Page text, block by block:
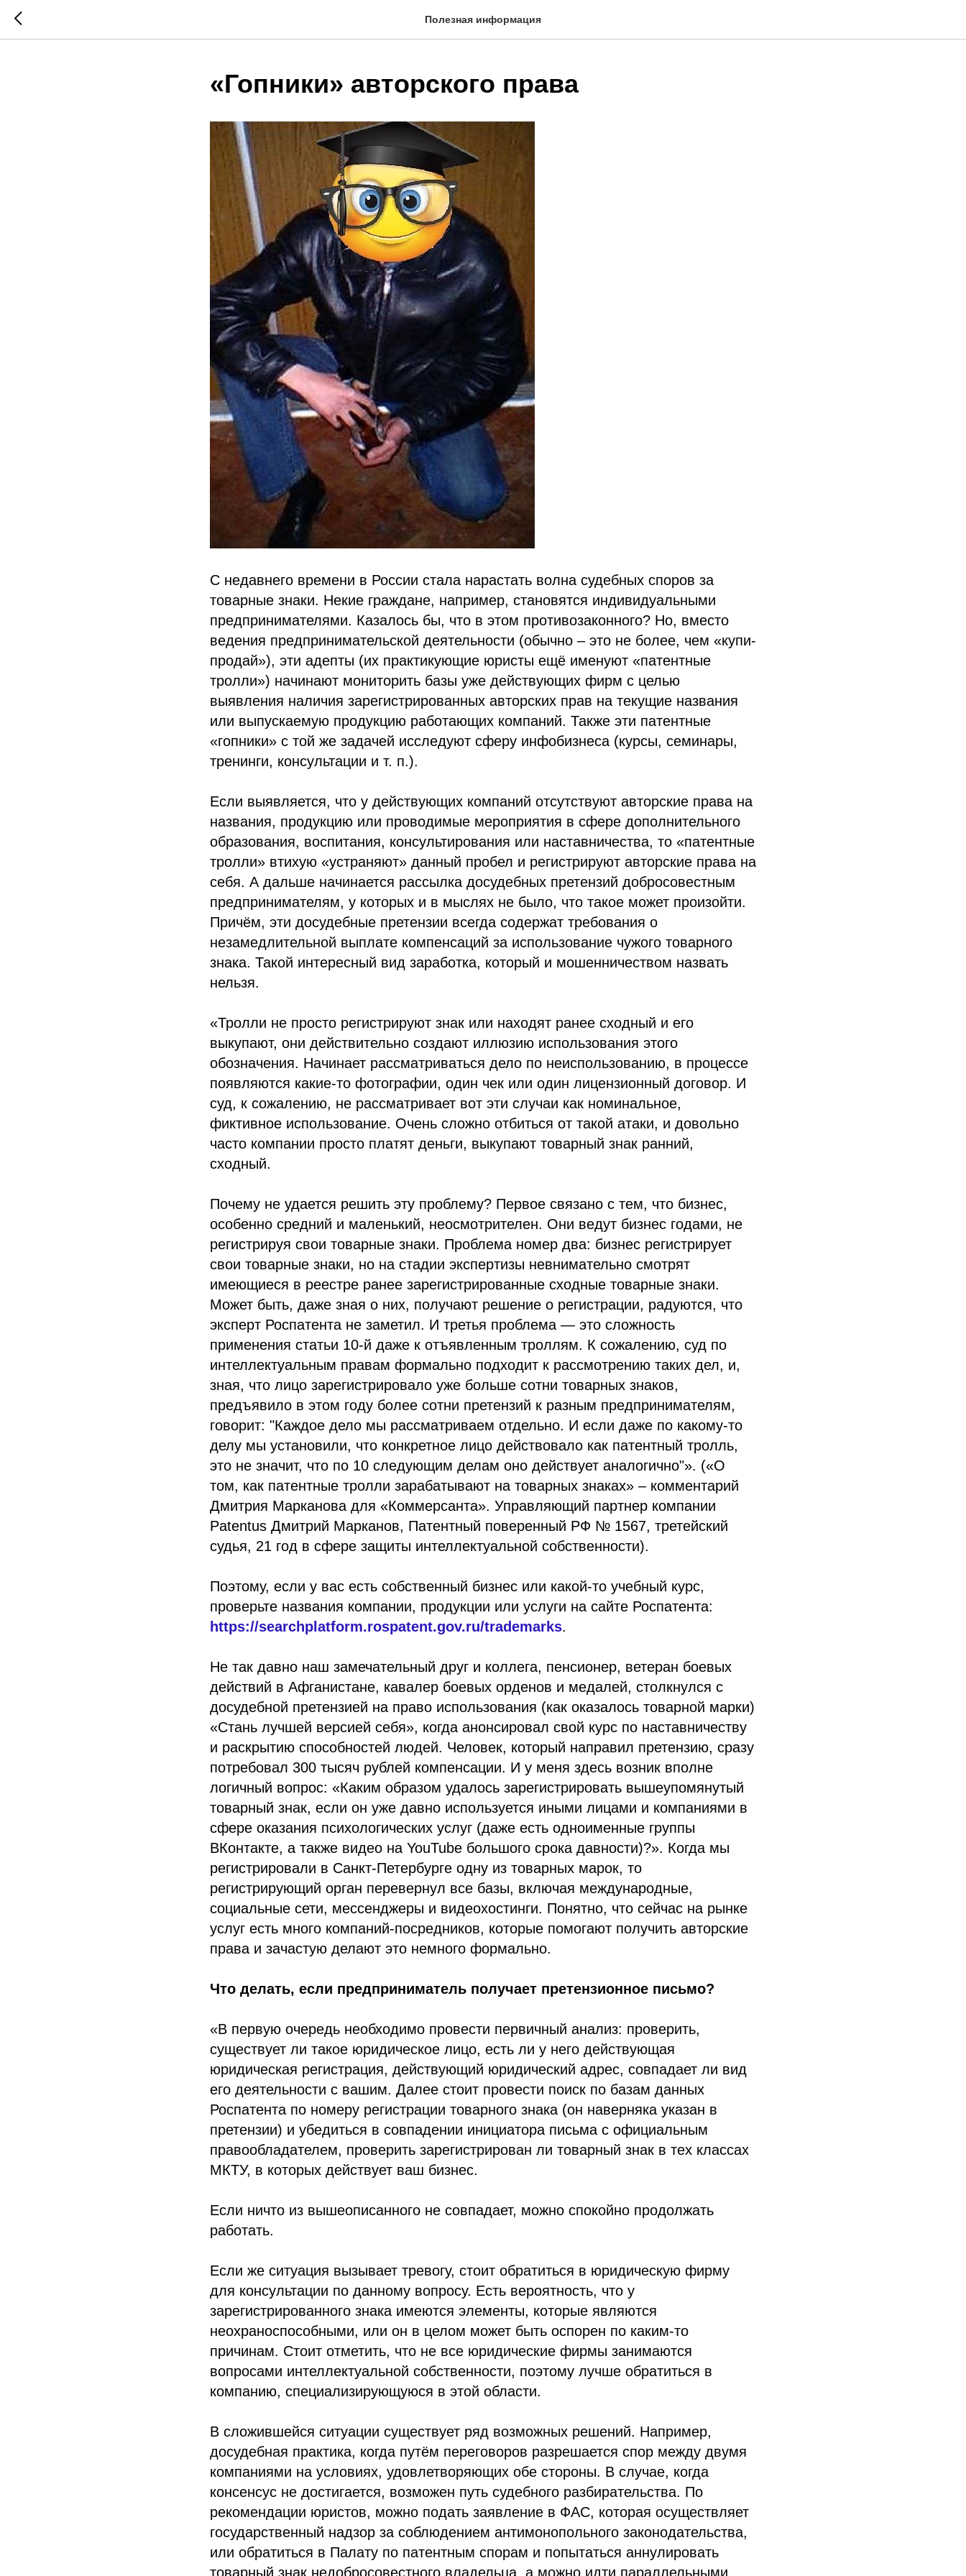
Полезная информация
«Гопники» авторского права
С недавнего времени в России стала нарастать волна судебных споров за
товарные знаки. Некие граждане, например, становятся индивидуальными
предпринимателями. Казалось бы, что в этом противозаконного? Но, вместо
ведения предпринимательской деятельности (обычно – это не более, чем «купи-
продай»), эти адепты (их практикующие юристы ещё именуют «патентные
тролли») начинают мониторить базы уже действующих фирм с целью
выявления наличия зарегистрированных авторских прав на текущие названия
или выпускаемую продукцию работающих компаний. Также эти патентные
«гопники» с той же задачей исследуют сферу инфобизнеса (курсы, семинары,
тренинги, консультации и т. п.).
Если выявляется, что у действующих компаний отсутствуют авторские права на
названия, продукцию или проводимые мероприятия в сфере дополнительного
образования, воспитания, консультирования или наставничества, то «патентные
тролли» втихую «устраняют» данный пробел и регистрируют авторские права на
себя. А дальше начинается рассылка досудебных претензий добросовестным
предпринимателям, у которых и в мыслях не было, что такое может произойти.
Причём, эти досудебные претензии всегда содержат требования о
незамедлительной выплате компенсаций за использование чужого товарного
знака. Такой интересный вид заработка, который и мошенничеством назвать
нельзя.
«Тролли не просто регистрируют знак или находят ранее сходный и его
выкупают, они действительно создают иллюзию использования этого
обозначения. Начинает рассматриваться дело по неиспользованию, в процессе
появляются какие-то фотографии, один чек или один лицензионный договор. И
суд, к сожалению, не рассматривает вот эти случаи как номинальное,
фиктивное использование. Очень сложно отбиться от такой атаки, и довольно
часто компании просто платят деньги, выкупают товарный знак ранний,
сходный.
Почему не удается решить эту проблему? Первое связано с тем, что бизнес,
особенно средний и маленький, неосмотрителен. Они ведут бизнес годами, не
регистрируя свои товарные знаки. Проблема номер два: бизнес регистрирует
свои товарные знаки, но на стадии экспертизы невнимательно смотрят
имеющиеся в реестре ранее зарегистрированные сходные товарные знаки.
Может быть, даже зная о них, получают решение о регистрации, радуются, что
эксперт Роспатента не заметил. И третья проблема — это сложность
применения статьи 10-й даже к отъявленным троллям. К сожалению, суд по
интеллектуальным правам формально подходит к рассмотрению таких дел, и,
зная, что лицо зарегистрировало уже больше сотни товарных знаков,
предъявило в этом году более сотни претензий к разным предпринимателям,
говорит: "Каждое дело мы рассматриваем отдельно. И если даже по какому-то
делу мы установили, что конкретное лицо действовало как патентный тролль,
это не значит, что по 10 следующим делам оно действует аналогично"». («О
том, как патентные тролли зарабатывают на товарных знаках» – комментарий
Дмитрия Марканова для «Коммерсанта». Управляющий партнер компании
Patentus Дмитрий Марканов, Патентный поверенный РФ № 1567, третейский
судья, 21 год в сфере защиты интеллектуальной собственности).
Поэтому, если у вас есть собственный бизнес или какой-то учебный курс,
проверьте названия компании, продукции или услуги на сайте Роспатента:
https://searchplatform.rospatent.gov.ru/trademarks.
Не так давно наш замечательный друг и коллега, пенсионер, ветеран боевых
действий в Афганистане, кавалер боевых орденов и медалей, столкнулся с
досудебной претензией на право использования (как оказалось товарной марки)
«Стань лучшей версией себя», когда анонсировал свой курс по наставничеству
и раскрытию способностей людей. Человек, который направил претензию, сразу
потребовал 300 тысяч рублей компенсации. И у меня здесь возник вполне
логичный вопрос: «Каким образом удалось зарегистрировать вышеупомянутый
товарный знак, если он уже давно используется иными лицами и компаниями в
сфере оказания психологических услуг (даже есть одноименные группы
ВКонтакте, а также видео на YouTube большого срока давности)?». Когда мы
регистрировали в Санкт-Петербурге одну из товарных марок, то
регистрирующий орган перевернул все базы, включая международные,
социальные сети, мессенджеры и видеохостинги. Понятно, что сейчас на рынке
услуг есть много компаний-посредников, которые помогают получить авторские
права и зачастую делают это немного формально.
Что делать, если предприниматель получает претензионное письмо?
«В первую очередь необходимо провести первичный анализ: проверить,
существует ли такое юридическое лицо, есть ли у него действующая
юридическая регистрация, действующий юридический адрес, совпадает ли вид
его деятельности с вашим. Далее стоит провести поиск по базам данных
Роспатента по номеру регистрации товарного знака (он наверняка указан в
претензии) и убедиться в совпадении инициатора письма с официальным
правообладателем, проверить зарегистрирован ли товарный знак в тех классах
МКТУ, в которых действует ваш бизнес.
Если ничто из вышеописанного не совпадает, можно спокойно продолжать
работать.
Если же ситуация вызывает тревогу, стоит обратиться в юридическую фирму
для консультации по данному вопросу. Есть вероятность, что у
зарегистрированного знака имеются элементы, которые являются
неохраноспособными, или он в целом может быть оспорен по каким-то
причинам. Стоит отметить, что не все юридические фирмы занимаются
вопросами интеллектуальной собственности, поэтому лучше обратиться в
компанию, специализирующуюся в этой области.
В сложившейся ситуации существует ряд возможных решений. Например,
досудебная практика, когда путём переговоров разрешается спор между двумя
компаниями на условиях, удовлетворяющих обе стороны. В случае, когда
консенсус не достигается, возможен путь судебного разбирательства. По
рекомендации юристов, можно подать заявление в ФАС, которая осуществляет
государственный надзор за соблюдением антимонопольного законодательства,
или обратиться в Палату по патентным спорам и попытаться аннулировать
товарный знак недобросовестного владельца, а можно идти параллельными